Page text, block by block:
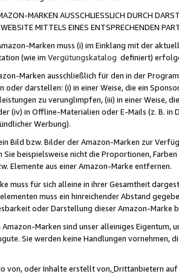
MARKEN AUSSCHLIESSLICH DURCH
MITTELS EINES ENTSPRECHENDEN
Marken muss (i) im Einklang mit der
(wie im Vergütungskatalog definiert)
Marken ausschließlich für den in der
oder darstellen: (i) in einer Weise, die ein
zu verunglimpfen, (iii) in einer Weise,
(iv) in Offline-Materialien oder E-Mails (z. B. in
Werbung).
Bild bzw. Bilder der Amazon-Marken zur
Sie beispielsweise nicht die Proportionen,
Elemente aus einer Amazon-Marke entfernen.
muss für sich alleine in ihrer Gesamtheit
muss ein hinreichender Abstand
oder Darstellung dieser Amazon-Marke
Amazon-Marken sind unser alleiniges
Sie werden keine Handlungen vornehmen,
von, oder Inhalte erstellt von,Drittanbietern auf